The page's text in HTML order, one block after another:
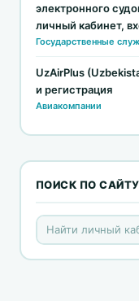
электронного
личный кабинет,
Государственные
UzAirPlus
и регистрация
Авиакомпании
ПОИСК ПО САЙТУ